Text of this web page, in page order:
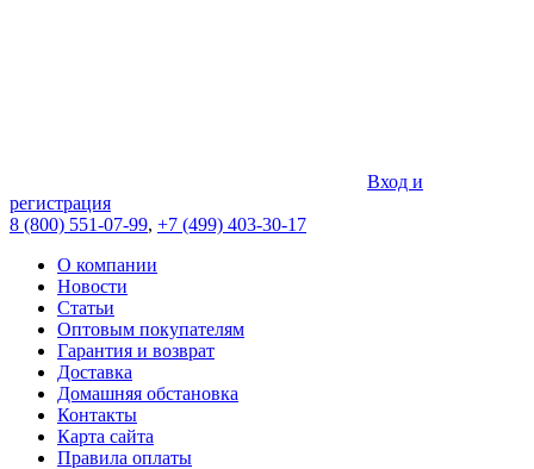
Вход и
регистрация
8 (800) 551-07-99, +7 (499) 403-30-17
О компании
Новости
Статьи
Оптовым покупателям
Гарантия и возврат
Доставка
Домашняя обстановка
Контакты
Карта сайта
Правила оплаты